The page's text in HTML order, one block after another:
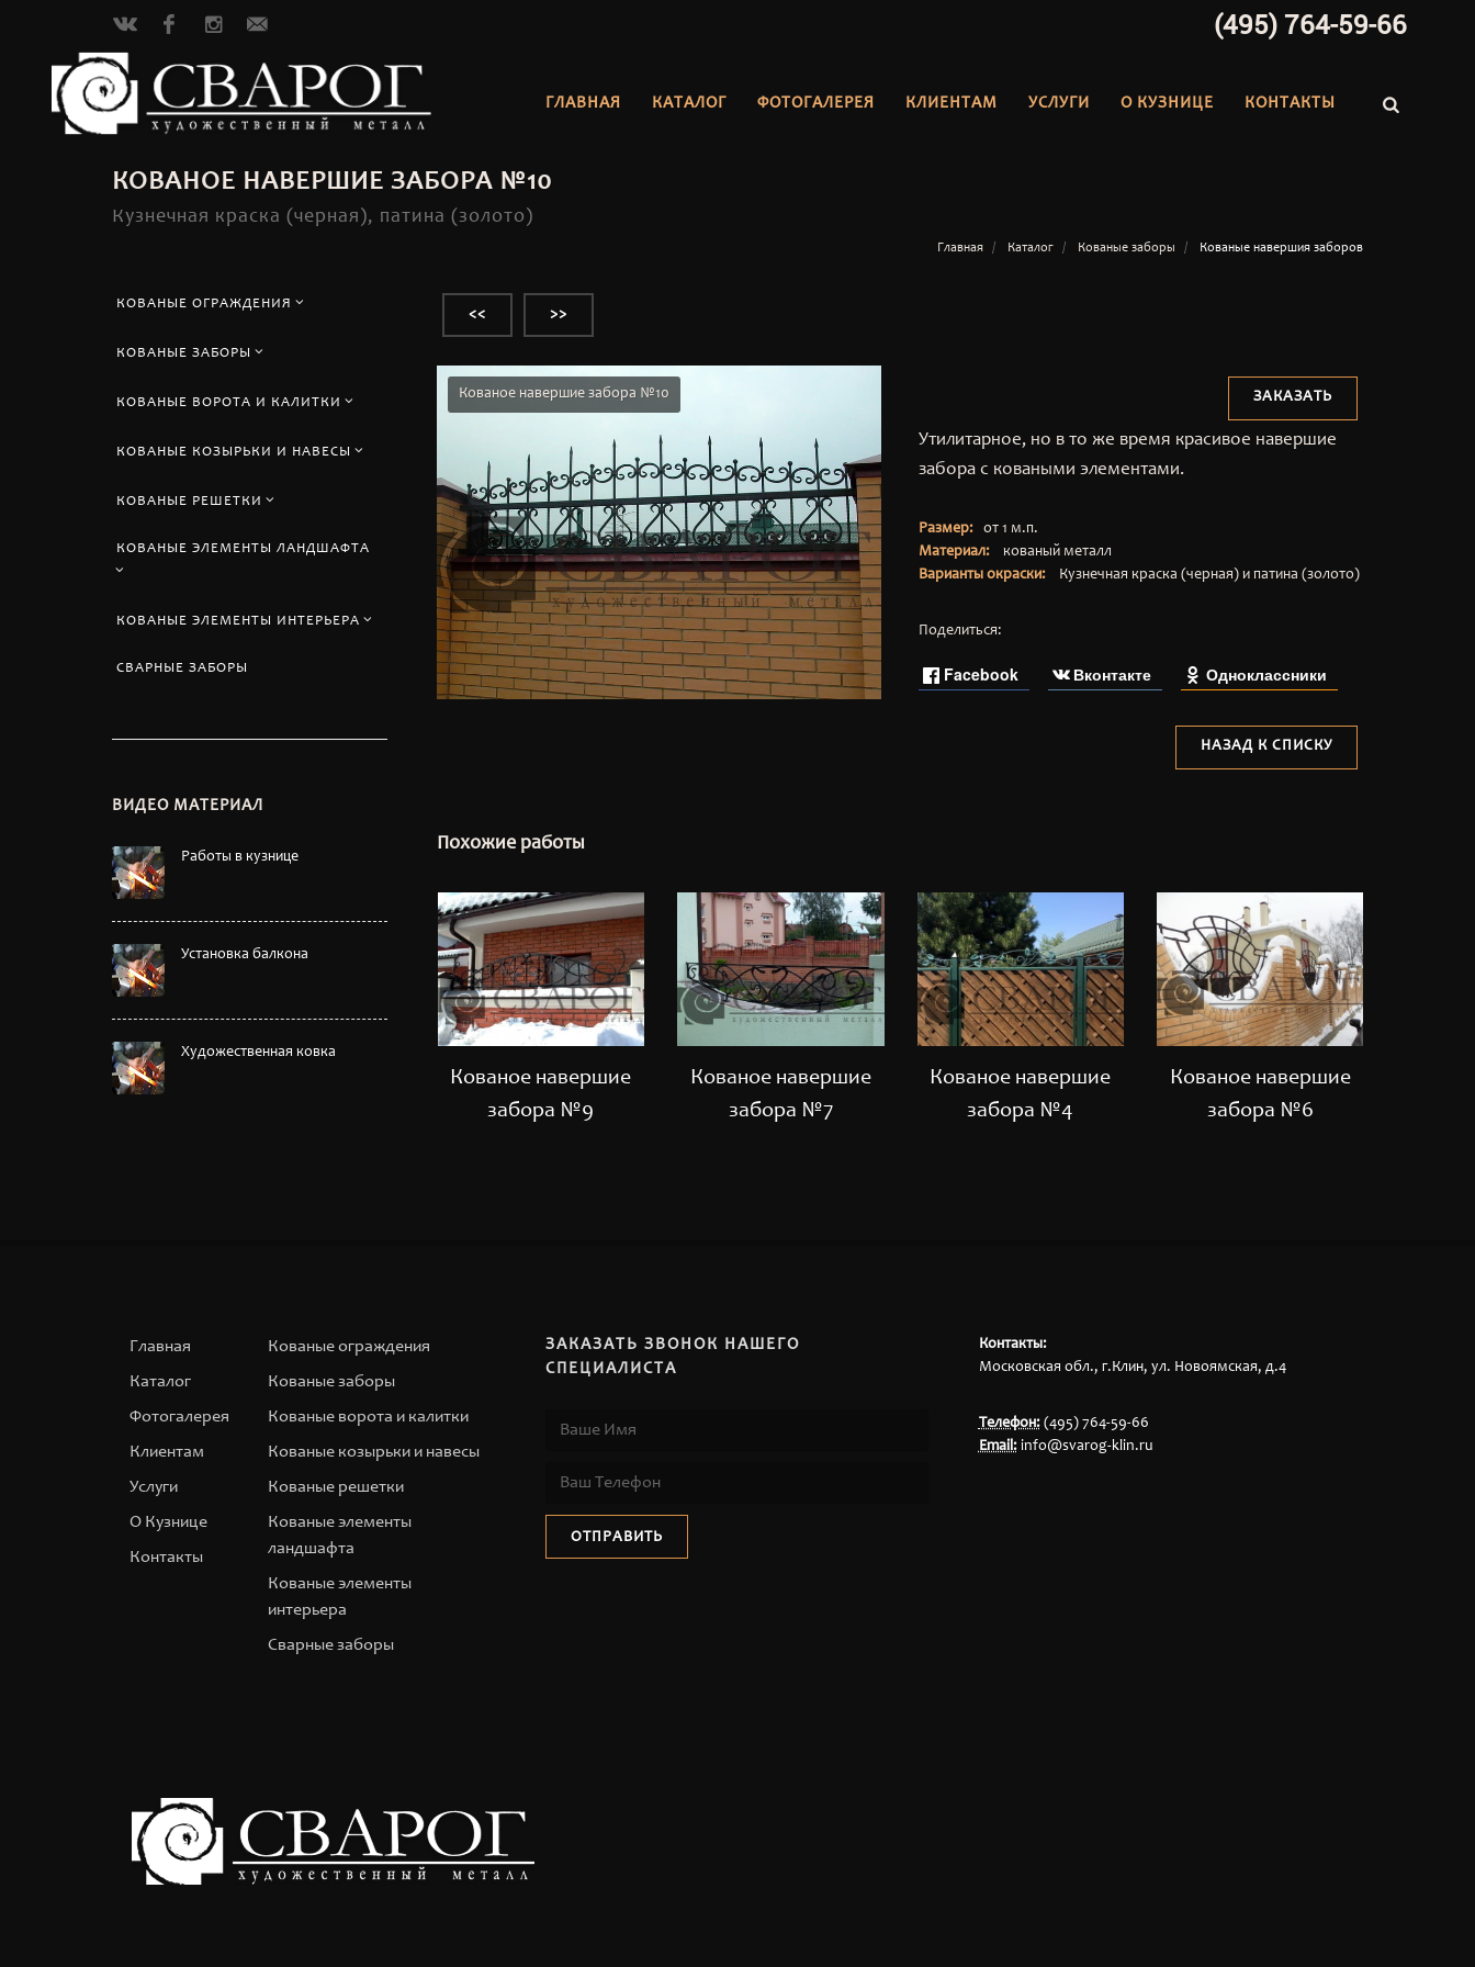
VK FacebookInstagraminfo@svarog-
klin.ru
(495) 764-59-66
ГЛАВНАЯ КАТАЛОГ ФОТОГАЛЕРЕЯ КЛИЕНТАМ УСЛУГИ О КУЗНИЦЕ КОНТАКТЫ
КОВАНОЕ НАВЕРШИЕ ЗАБОРА №10
Кузнечная краска (черная), патина (золото)
Главная Каталог Кованые заборы Кованые навершия заборов
<< >>
Кованое навершие забора №10 ЗАКАЗАТЬ
Утилитарное, но в то же время красивое навершие
забора с коваными элементами.
Размер:от 1 м.п.
Материал:кованый металл
Варианты окраски: Кузнечная краска (черная) и патина (золото)
Поделиться:
Facebook Вконтакте Одноклассники
НАЗАД К СПИСКУ
Похожие работы
Кованое навершие
забора №9
Кованое навершие
забора №7
Кованое навершие
забора №4
Кованое навершие
забора №6
КОВАНЫЕ ОГРАЖДЕНИЯ
КОВАНЫЕ ЗАБОРЫ
КОВАНЫЕ ВОРОТА И КАЛИТКИ
КОВАНЫЕ КОЗЫРЬКИ И НАВЕСЫ
КОВАНЫЕ РЕШЕТКИ
КОВАНЫЕ ЭЛЕМЕНТЫ ЛАНДШАФТА
КОВАНЫЕ ЭЛЕМЕНТЫ ИНТЕРЬЕРА
СВАРНЫЕ ЗАБОРЫ
ВИДЕО МАТЕРИАЛ
Работы в кузнице
Установка балкона
Художественная ковка
Главная
Каталог
Фотогалерея
Клиентам
Услуги
О Кузнице
Контакты
Кованые ограждения
Кованые заборы
Кованые ворота и калитки
Кованые козырьки и навесы
Кованые решетки
Кованые элементы
ландшафта
Кованые элементы
интерьера
Сварные заборы
ЗАКАЗАТЬ ЗВОНОК НАШЕГО
СПЕЦИАЛИСТА
ОТПРАВИТЬ
Контакты:
Московская обл., г.Клин, ул. Новоямская, д.4
Телефон:(495) 764-59-66
Email:info@svarog-klin.ru